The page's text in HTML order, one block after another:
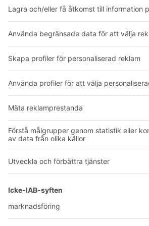
Intralogistiklösningar
Lådsystem
Hyllsystem
Våra tjänster
Produktkatalog
BITO PROJEKTGUIDE
Nedladdningar
Företag
Vårt globala nätverk
Våra produktionsanläggningar
Följ oss
BIT O
YOUR LIFE.